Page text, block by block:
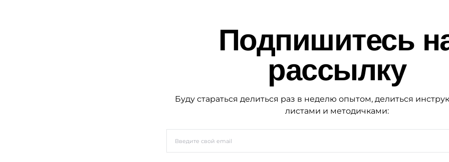
Подпишитесь
рассылку
Буду стараться делиться раз в неделю опытом, делиться
листами и методичками: